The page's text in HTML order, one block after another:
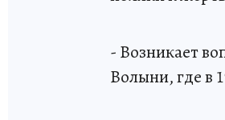
- Возникает
Волыни, где в